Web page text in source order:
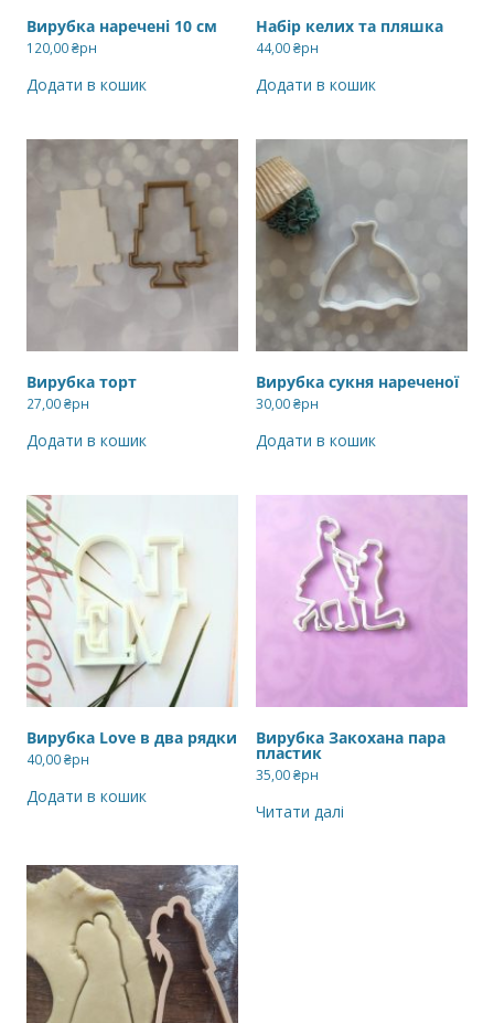
Вирубка наречені 10 см
120,00₴рн
Додати в кошик
Набір келих та пляшка
44,00₴рн
Додати в кошик
Вирубка торт
27,00₴рн
Додати в кошик
Вирубка сукня нареченої
30,00₴рн
Додати в кошик
Вирубка Love в два рядки
40,00₴рн
Додати в кошик
Вирубка Закохана пара
пластик
35,00₴рн
Читати далі